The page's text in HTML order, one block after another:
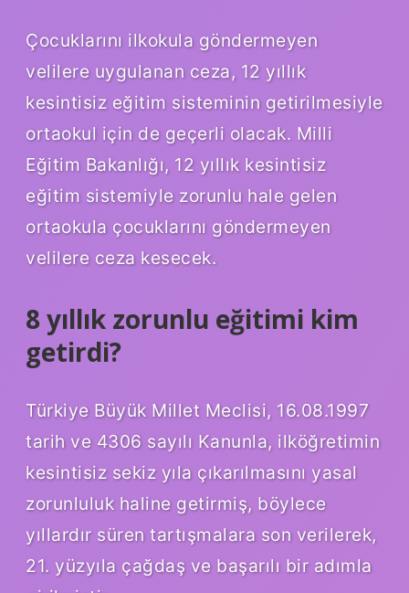
Çocuklarını ilkokula göndermeyen
velilere uygulanan ceza, 12 yıllık
kesintisiz eğitim sisteminin getirilmesiyle
ortaokul için de geçerli olacak. Milli
Eğitim Bakanlığı, 12 yıllık kesintisiz
eğitim sistemiyle zorunlu hale gelen
ortaokula çocuklarını göndermeyen
velilere ceza kesecek.
8 yıllık zorunlu eğitimi kim
getirdi?
Türkiye Büyük Millet Meclisi, 16.08.1997
tarih ve 4306 sayılı Kanunla, ilköğretimin
kesintisiz sekiz yıla çıkarılmasını yasal
zorunluluk haline getirmiş, böylece
yıllardır süren tartışmalara son verilerek,
21. yüzyıla çağdaş ve başarılı bir adımla